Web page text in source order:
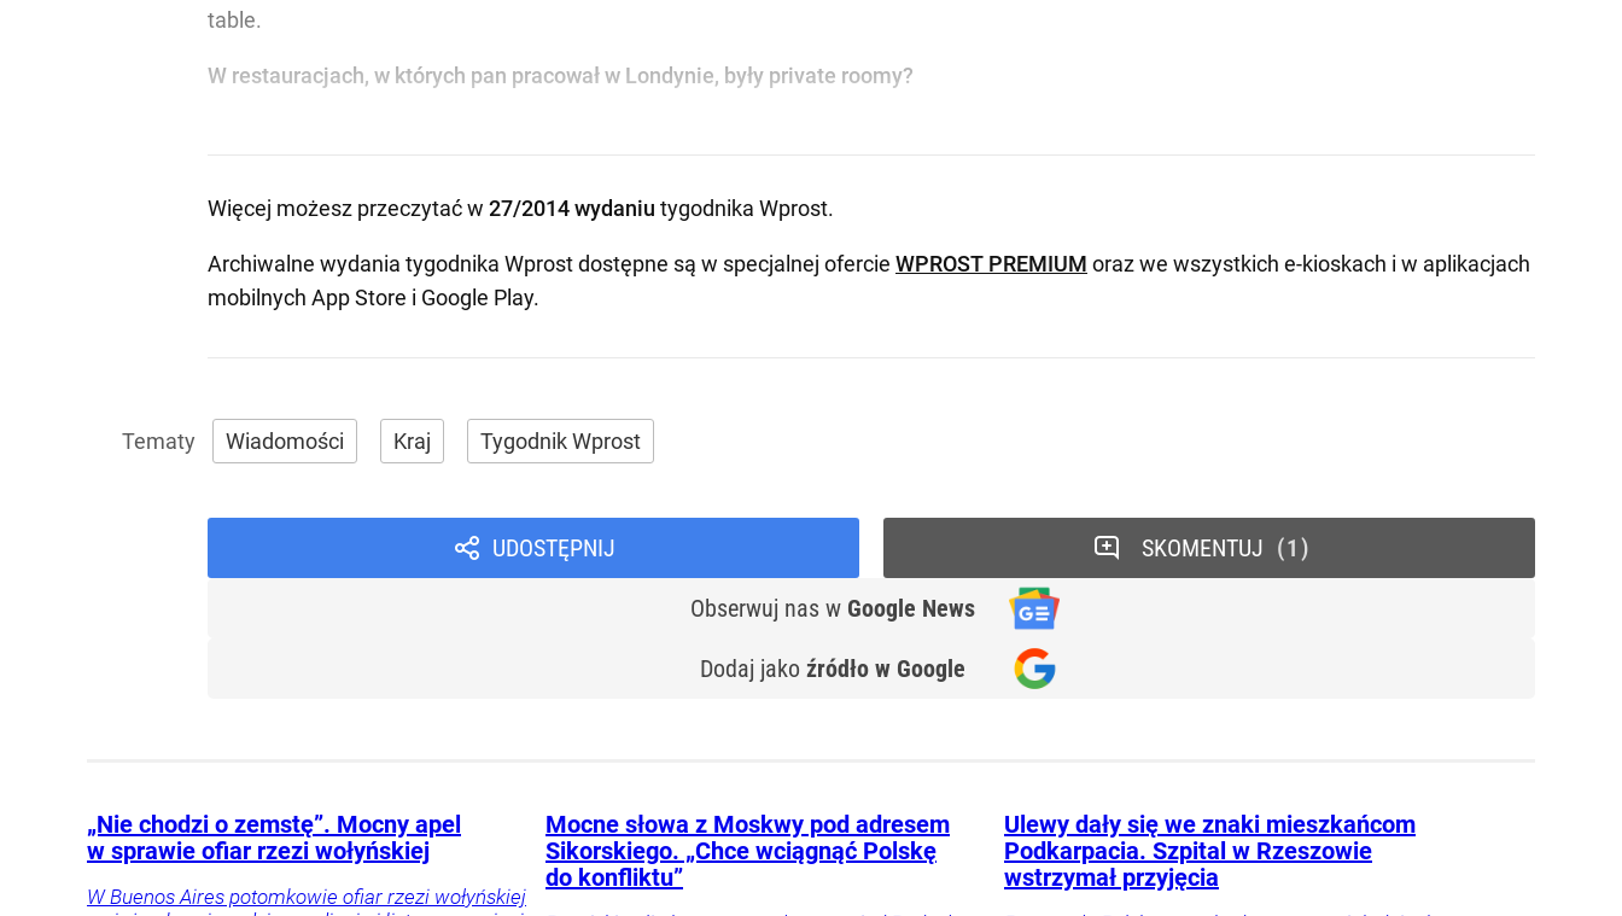
table.
W restauracjach, w których pan pracował w Londynie, były private roomy?
Więcej możesz przeczytać w 27/2014 wydaniu tygodnika Wprost.
Archiwalne wydania tygodnika Wprost dostępne są w specjalnej ofercie WPROST PREMIUM oraz we wszystkich e-kioskach i w aplikacjach
mobilnych App Store i Google Play.
Wiadomości Kraj Tygodnik Wprost
UDOSTĘPNIJ
Obserwuj nas w Google News
Dodaj jako źródło w Google
SKOMENTUJ 1
„Nie chodzi o zemstę”. Mocny apel
w sprawie ofiar rzezi wołyńskiej
W Buenos Aires potomkowie ofiar rzezi wołyńskiej
Mocne słowa z Moskwy pod adresem
Sikorskiego. „Chce wciągnąć Polskę
do konfliktu”
Ulewy dały się we znaki mieszkańcom
Podkarpacia. Szpital w Rzeszowie
wstrzymał przyjęcia